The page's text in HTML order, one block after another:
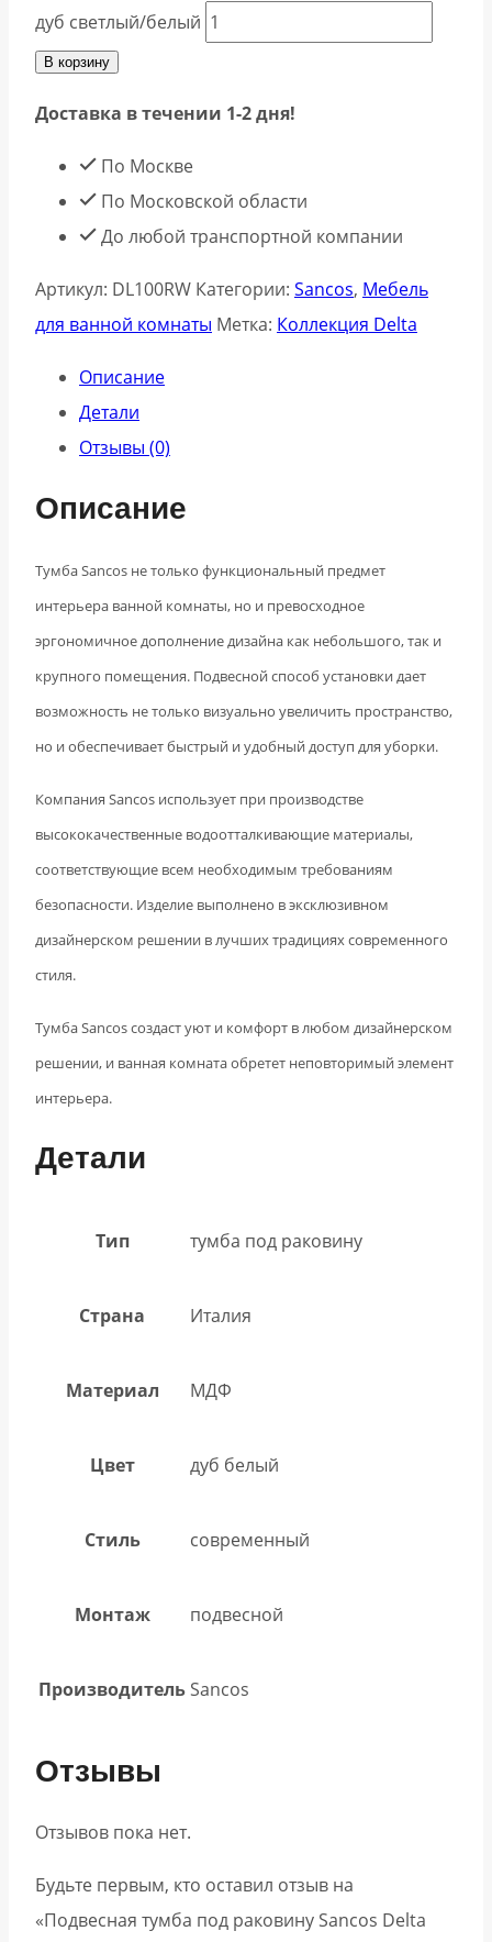
дуб светлый/белый
В корзину
Доставка в течении 1-2 дня!
По Москве
По Московской области
До любой транспортной компании
Артикул: DL100RW Категории: Sancos, Мебель
для ванной комнаты Метка: Коллекция Delta
Описание
Детали
Отзывы (0)
Описание
Тумба Sancos не только функциональный предмет
интерьера ванной комнаты, но и превосходное
эргономичное дополнение дизайна как небольшого, так и
крупного помещения. Подвесной способ установки дает
возможность не только визуально увеличить пространство,
но и обеспечивает быстрый и удобный доступ для уборки.
Компания Sancos использует при производстве
высококачественные водоотталкивающие материалы,
соответствующие всем необходимым требованиям
безопасности. Изделие выполнено в эксклюзивном
дизайнерском решении в лучших традициях современного
стиля.
Тумба Sancos создаст уют и комфорт в любом дизайнерском
решении, и ванная комната обретет неповторимый элемент
интерьера.
Детали
Тип тумба под раковину
Страна Италия
Материал МДФ
Цвет дуб белый
Стиль современный
Монтаж подвесной
Производитель Sancos
Отзывы
Отзывов пока нет.
Будьте первым, кто оставил отзыв на
«Подвесная тумба под раковину Sancos Delta